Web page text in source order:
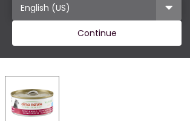
Continue